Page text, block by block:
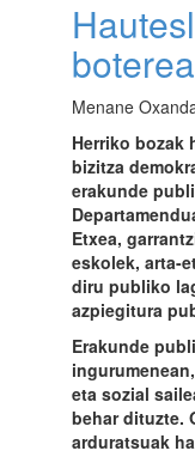
boterea
Menane
Herriko bozak
bizitza
erakunde
Etxea,
eskolek, arta-
diru publiko
azpiegitura
Erakunde
eta sozial
behar dituzte.
arduratsuak